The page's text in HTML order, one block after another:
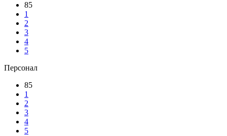
85
1
2
3
4
5
Персонал
85
1
2
3
4
5